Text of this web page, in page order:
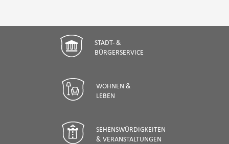
STADT- &
BÜRGERSERVICE
WOHNEN &
LEBEN
SEHENSWÜRDIGKEITEN
& VERANSTALTUNGEN